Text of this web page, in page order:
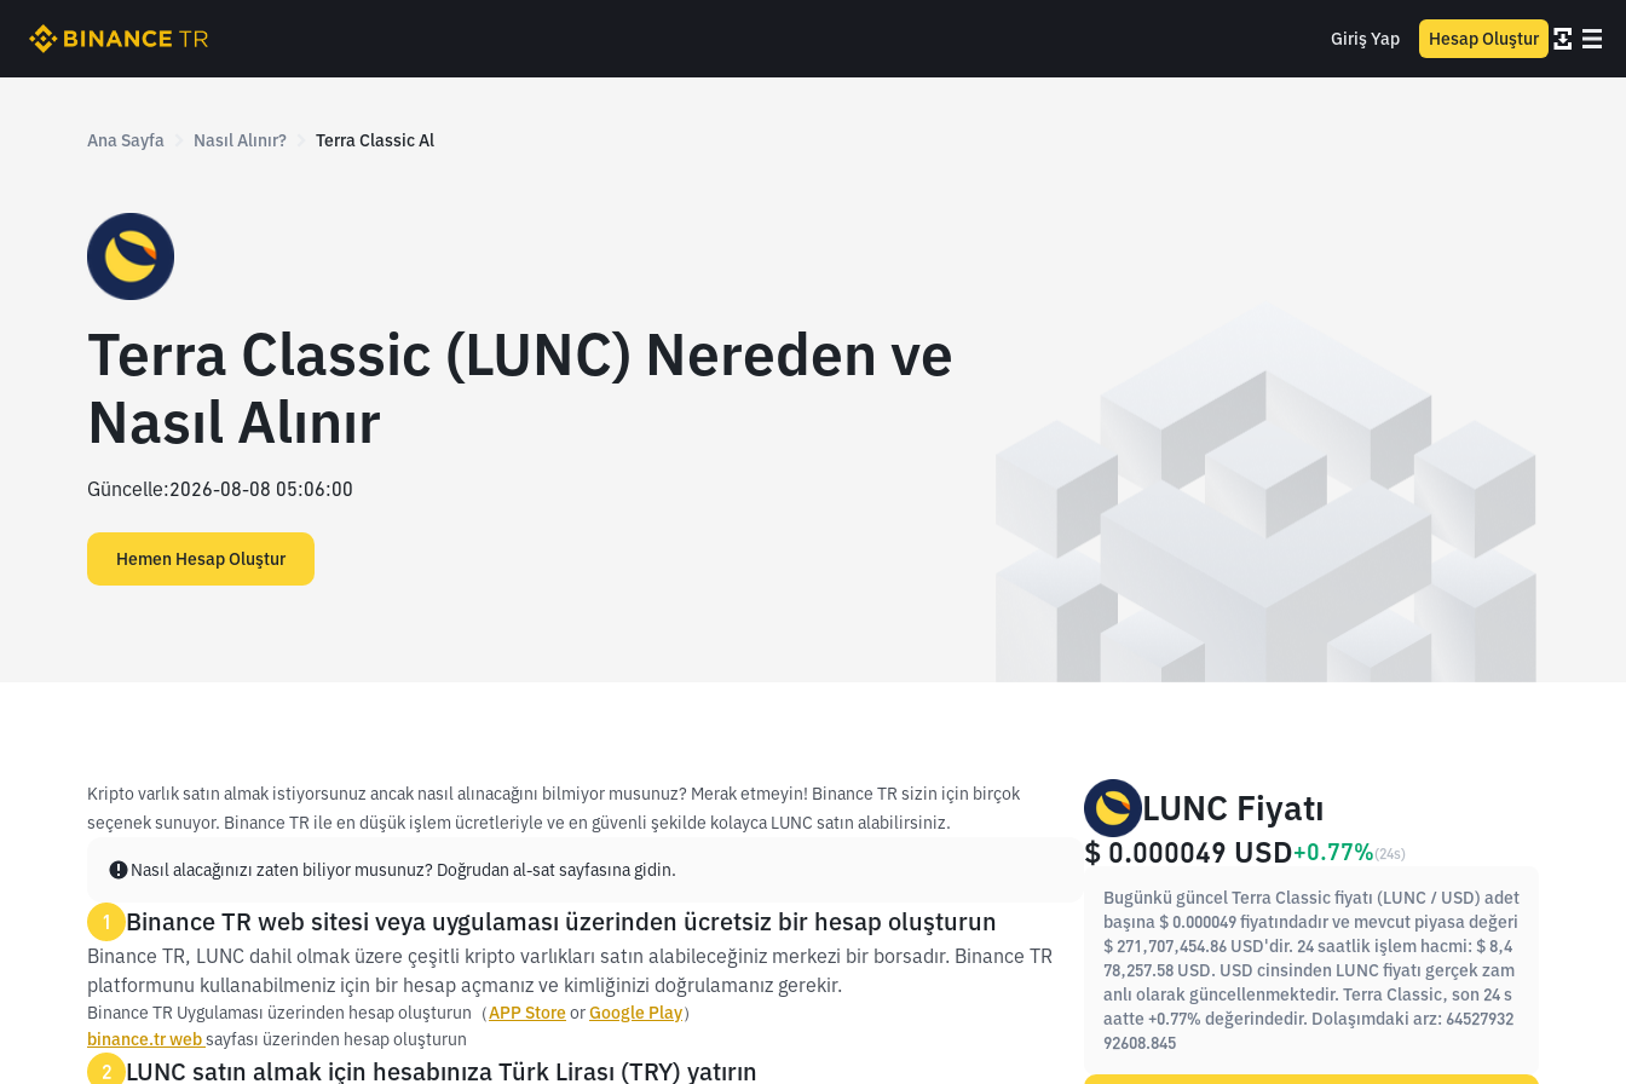
Giriş Yap Hesap Oluştur
Ana Sayfa Nasıl Alınır? Terra Classic Al
Terra Classic (LUNC) Nereden ve
Nasıl Alınır
Güncelle:2026-08-08 05:06:00
Hemen Hesap Oluştur
Kripto varlık satın almak istiyorsunuz ancak nasıl alınacağını bilmiyor musunuz? Merak etmeyin! Binance TR sizin için birçok
seçenek sunuyor. Binance TR ile en düşük işlem ücretleriyle ve en güvenli şekilde kolayca LUNC satın alabilirsiniz.
Nasıl alacağınızı zaten biliyor musunuz? Doğrudan al-sat sayfasına gidin.
1 Binance TR web sitesi veya uygulaması üzerinden ücretsiz bir hesap oluşturun
Binance TR, LUNC dahil olmak üzere çeşitli kripto varlıkları satın alabileceğiniz merkezi bir borsadır. Binance TR
platformunu kullanabilmeniz için bir hesap açmanız ve kimliğinizi doğrulamanız gerekir.
Binance TR Uygulaması üzerinden hesap oluşturun（APP StoreorGoogle Play）
binance.tr websayfası üzerinden hesap oluşturun
2 LUNC satın almak için hesabınıza Türk Lirası (TRY) yatırın
LUNC Fiyatı
$ 0.000049 USD+0.77%(24s)
Bugünkü güncel Terra Classic fiyatı (LUNC / USD) adet
başına $ 0.000049 fiyatındadır ve mevcut piyasa değeri
$ 271,707,454.86 USD'dir. 24 saatlik işlem hacmi: $ 8,4
78,257.58 USD. USD cinsinden LUNC fiyatı gerçek zam
anlı olarak güncellenmektedir. Terra Classic, son 24 s
aatte +0.77% değerindedir. Dolaşımdaki arz: 64527932
92608.845